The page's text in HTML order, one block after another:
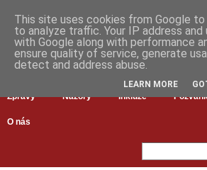
Zprávy Názory Inkluze
O nás
This site uses cookies from Google
to analyze traffic. Your IP address
with Google along with performance
ensure quality of service, generate
detect and address abuse.
LEARN MORE